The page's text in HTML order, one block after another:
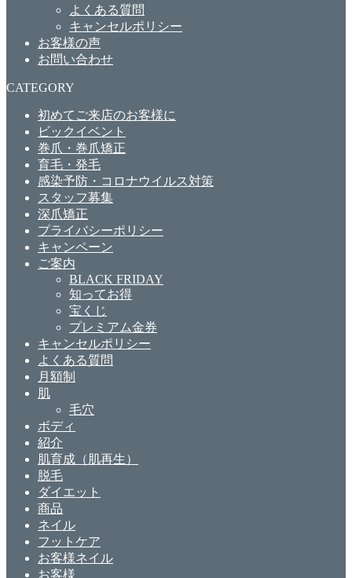
よくある質問
キャンセルポリシー
お客様の声
お問い合わせ
CATEGORY
初めてご来店のお客様に
ビックイベント
巻爪・巻爪矯正
育毛・発毛
感染予防・コロナウイルス対策
スタッフ募集
深爪矯正
プライバシーポリシー
キャンペーン
ご案内
BLACK FRIDAY
知ってお得
宝くじ
プレミアム金券
キャンセルポリシー
よくある質問
月額制
肌
毛穴
ボディ
紹介
肌育成（肌再生）
脱毛
ダイエット
商品
ネイル
フットケア
お客様ネイル
お客様